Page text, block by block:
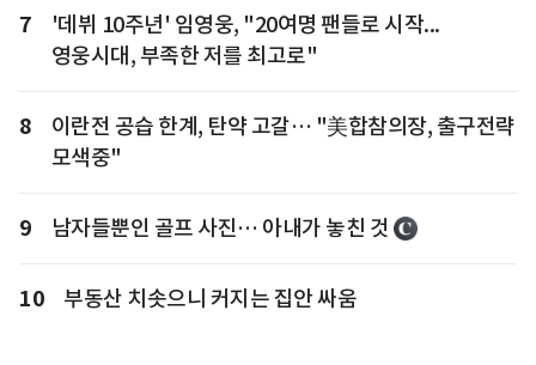
7
'데뷔 10주년' 임영웅, "20여명 팬들로 시작...
영웅시대, 부족한 저를 최고로"
8
이란전 공습 한계, 탄약 고갈… "美합참의장, 출구전략
모색중"
9 남자들뿐인 골프 사진… 아내가 놓친 것
10 부동산 치솟으니 커지는 집안 싸움